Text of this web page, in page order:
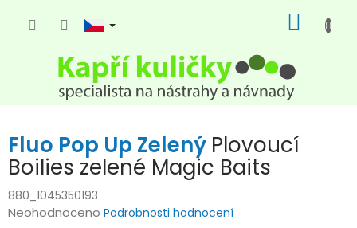
KOŠÍK
Fluo Pop Up Zelený Plovoucí
Boilies zelené Magic Baits
880_1045350193
Průměrné
Neohodnoceno Podrobnosti hodnocení